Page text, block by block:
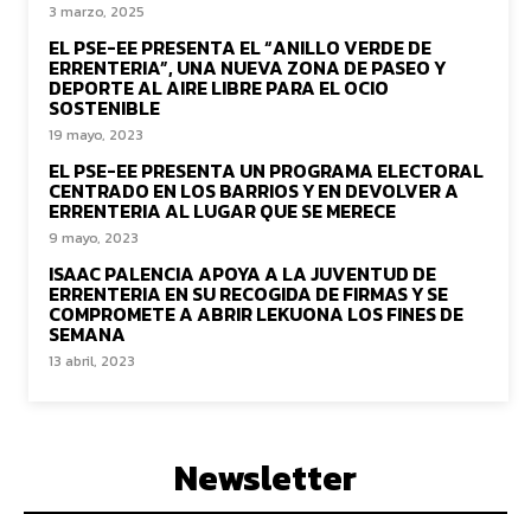
3 marzo, 2025
EL PSE-EE PRESENTA EL “ANILLO VERDE DE
ERRENTERIA”, UNA NUEVA ZONA DE PASEO Y
DEPORTE AL AIRE LIBRE PARA EL OCIO
SOSTENIBLE
19 mayo, 2023
EL PSE-EE PRESENTA UN PROGRAMA ELECTORAL
CENTRADO EN LOS BARRIOS Y EN DEVOLVER A
ERRENTERIA AL LUGAR QUE SE MERECE
9 mayo, 2023
ISAAC PALENCIA APOYA A LA JUVENTUD DE
ERRENTERIA EN SU RECOGIDA DE FIRMAS Y SE
COMPROMETE A ABRIR LEKUONA LOS FINES DE
SEMANA
13 abril, 2023
Newsletter